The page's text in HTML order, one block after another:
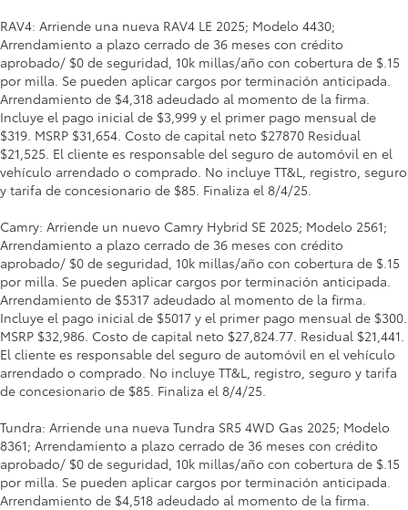
RAV4: Arriende una nueva RAV4 LE 2025; Modelo 4430;
Arrendamiento a plazo cerrado de 36 meses con crédito
aprobado/ $0 de seguridad, 10k millas/año con cobertura de $.15
por milla. Se pueden aplicar cargos por terminación anticipada.
Arrendamiento de $4,318 adeudado al momento de la firma.
Incluye el pago inicial de $3,999 y el primer pago mensual de
$319. MSRP $31,654. Costo de capital neto $27870 Residual
$21,525. El cliente es responsable del seguro de automóvil en el
vehículo arrendado o comprado. No incluye TT&L, registro, seguro
y tarifa de concesionario de $85. Finaliza el 8/4/25.
Camry: Arriende un nuevo Camry Hybrid SE 2025; Modelo 2561;
Arrendamiento a plazo cerrado de 36 meses con crédito
aprobado/ $0 de seguridad, 10k millas/año con cobertura de $.15
por milla. Se pueden aplicar cargos por terminación anticipada.
Arrendamiento de $5317 adeudado al momento de la firma.
Incluye el pago inicial de $5017 y el primer pago mensual de $300.
MSRP $32,986. Costo de capital neto $27,824.77. Residual $21,441.
El cliente es responsable del seguro de automóvil en el vehículo
arrendado o comprado. No incluye TT&L, registro, seguro y tarifa
de concesionario de $85. Finaliza el 8/4/25.
Tundra: Arriende una nueva Tundra SR5 4WD Gas 2025; Modelo
8361; Arrendamiento a plazo cerrado de 36 meses con crédito
aprobado/ $0 de seguridad, 10k millas/año con cobertura de $.15
por milla. Se pueden aplicar cargos por terminación anticipada.
Arrendamiento de $4,518 adeudado al momento de la firma.